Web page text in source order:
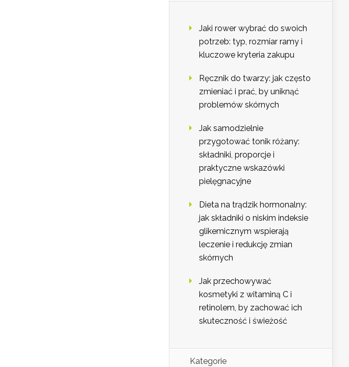
Jaki rower wybrać do swoich
potrzeb: typ, rozmiar ramy i
kluczowe kryteria zakupu
Ręcznik do twarzy: jak często
zmieniać i prać, by uniknąć
problemów skórnych
Jak samodzielnie
przygotować tonik różany:
składniki, proporcje i
praktyczne wskazówki
pielęgnacyjne
Dieta na trądzik hormonalny:
jak składniki o niskim indeksie
glikemicznym wspierają
leczenie i redukcję zmian
skórnych
Jak przechowywać
kosmetyki z witaminą C i
retinolem, by zachować ich
skuteczność i świeżość
Kategorie